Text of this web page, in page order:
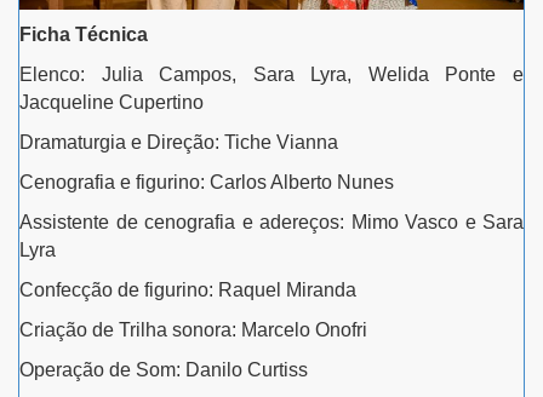
Ficha Técnica
Elenco: Julia Campos, Sara Lyra, Welida Ponte e
Jacqueline Cupertino
Dramaturgia e Direção: Tiche Vianna
Cenografia e figurino: Carlos Alberto Nunes
Assistente de cenografia e adereços: Mimo Vasco e Sara
Lyra
Confecção de figurino: Raquel Miranda
Criação de Trilha sonora: Marcelo Onofri
Operação de Som: Danilo Curtiss